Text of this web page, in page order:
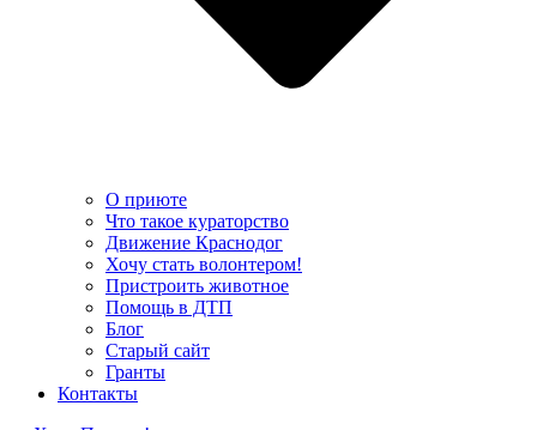
О приюте
Что такое кураторство
Движение Краснодог
Хочу стать волонтером!
Пристроить животное
Помощь в ДТП
Блог
Старый сайт
Гранты
Контакты